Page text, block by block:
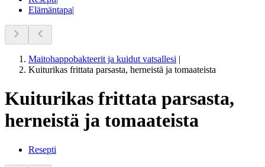
Elämäntapa|
Maitohappobakteerit ja kuidut vatsallesi |
Kuiturikas frittata parsasta, herneistä ja tomaateista
Kuiturikas frittata parsasta,
herneistä ja tomaateista
Resepti